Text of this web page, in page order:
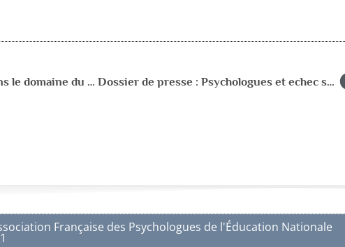
Dossier de presse : Rôle dans le domaine du handicap Dossier de presse : Psychologues et echec scolaire
Française des Psychologues de l'Éducation Nationale